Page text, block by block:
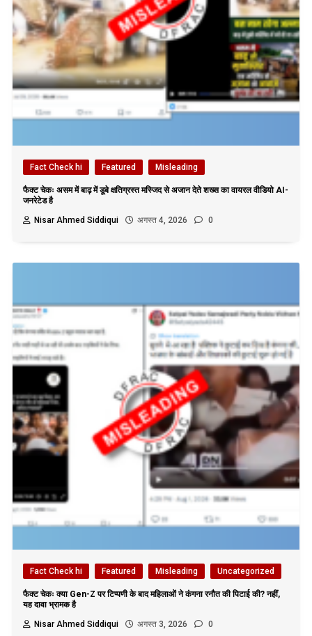
Fact Check hi Featured Misleading
फैक्ट चेकः असम में बाढ़ में डूबे क्षतिग्रस्त मस्जिद से अजान देते शख्स का वायरल वीडियो AI-
जनरेटेड है
Nisar Ahmed Siddiqui
अगस्त 4, 2026 0
Fact Check hi Featured Misleading Uncategorized
फैक्ट चेकः क्या Gen-Z पर टिप्पणी के बाद महिलाओं ने कंगना रनौत की पिटाई की? नहीं,
यह दावा भ्रामक है
Nisar Ahmed Siddiqui
अगस्त 3, 2026 0